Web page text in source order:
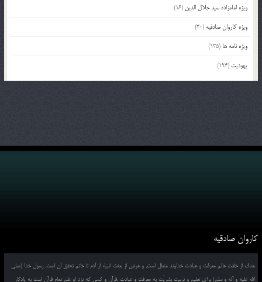
ویژه امامزاده سید جلال الدین (16)
ویژه کاروان صادقیه (30)
ویژه نامه ها (135)
یهودیت (194)
کاروان صادقیه
هدف از خلقت عالم معرفت و عبادت خداوند متعال است, و غرض از بعثت انبیاء از آدم تا خاتم تحقق آن است, رسول خدا (صلی
الله علیه و آله و سلم) برای تعلیم و تربیت بشریّت به معرفت و عبادت ,قرآن و کسی که نزد او علم تمام قرآن است به یادگار